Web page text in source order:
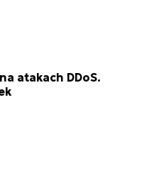
atakach DDoS.